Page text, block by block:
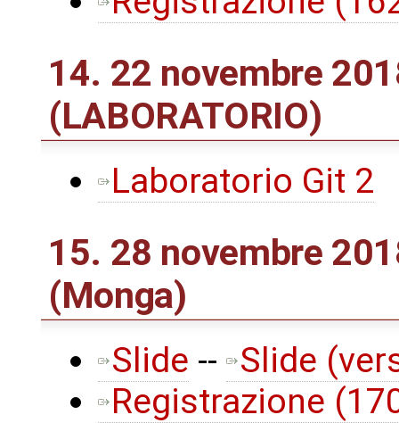
14. 22 novembre
(LABORATORIO)
Laboratorio Git 2
15. 28 novembre
(Monga)
Slide --
Slide
Registrazione